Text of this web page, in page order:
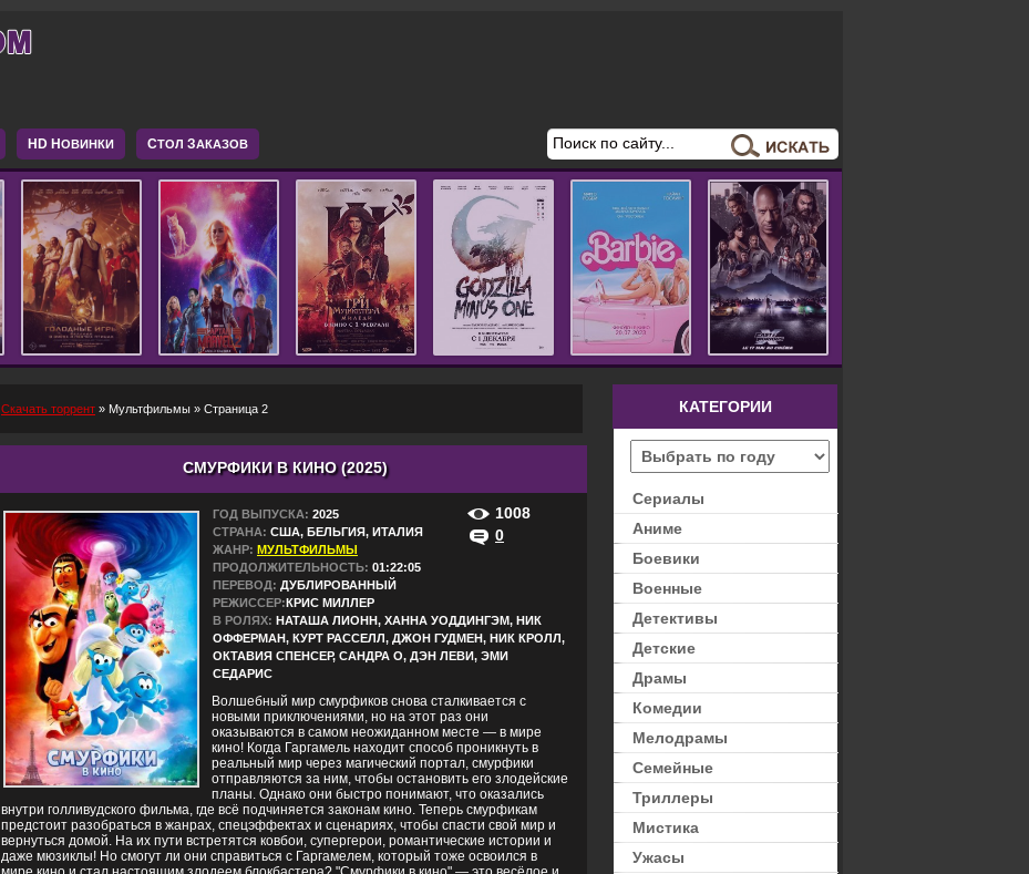
HD НОВИНКИ СТОЛ ЗАКАЗОВ
Скачать торрент » Мультфильмы » Страница 2
СМУРФИКИ В КИНО (2025)
1008
0
ГОД ВЫПУСКА: 2025
СТРАНА: США, БЕЛЬГИЯ, ИТАЛИЯ
ЖАНР: МУЛЬТФИЛЬМЫ
ПРОДОЛЖИТЕЛЬНОСТЬ: 01:22:05
ПЕРЕВОД: ДУБЛИРОВАННЫЙ
РЕЖИССЕР:КРИС МИЛЛЕР
В РОЛЯХ: НАТАША ЛИОНН, ХАННА УОДДИНГЭМ, НИК
ОФФЕРМАН, КУРТ РАССЕЛЛ, ДЖОН ГУДМЕН, НИК КРОЛЛ,
ОКТАВИЯ СПЕНСЕР, САНДРА О, ДЭН ЛЕВИ, ЭМИ
СЕДАРИС
Волшебный мир смурфиков снова сталкивается с
новыми приключениями, но на этот раз они
оказываются в самом неожиданном месте — в мире
кино! Когда Гаргамель находит способ проникнуть в
реальный мир через магический портал, смурфики
отправляются за ним, чтобы остановить его злодейские
планы. Однако они быстро понимают, что оказались
внутри голливудского фильма, где всё подчиняется законам кино. Теперь смурфикам
предстоит разобраться в жанрах, спецэффектах и сценариях, чтобы спасти свой мир и
вернуться домой. На их пути встретятся ковбои, супергерои, романтические истории и
даже мюзиклы! Но смогут ли они справиться с Гаргамелем, который тоже освоился в
КАТЕГОРИИ
Сериалы
Аниме
Боевики
Военные
Детективы
Детские
Драмы
Комедии
Мелодрамы
Семейные
Триллеры
Мистика
Ужасы